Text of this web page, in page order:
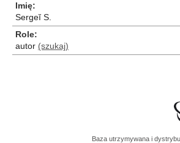
Imię
Sergeĭ S.
Role
autor (szukaj)
Baza utrzymywana i